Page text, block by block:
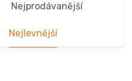
Nejprodávanější
Nejlevnější